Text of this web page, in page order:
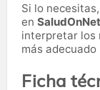
Si lo necesitas,
en SaludOnNet
interpretar los
más
Ficha